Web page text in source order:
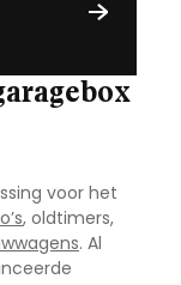
voor het
, oldtimers,
. Al